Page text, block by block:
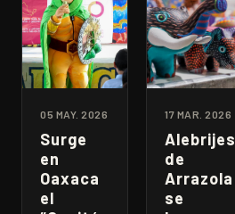
05 MAY. 2026
Surge
en
Oaxaca
el
17 MAR. 2026
Alebrijes
de
Arrazola
se